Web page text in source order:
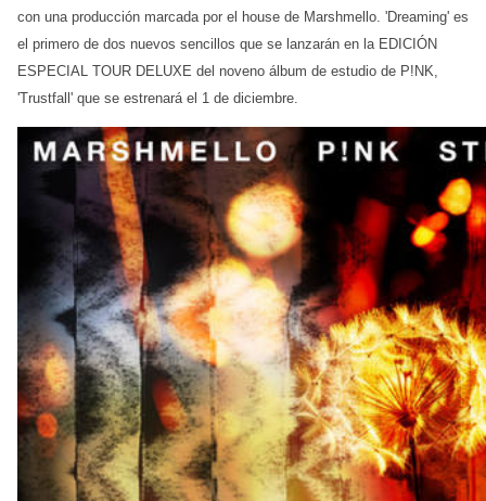
con una producción marcada por el house de Marshmello. 'Dreaming' es
el primero de dos nuevos sencillos que se lanzarán en la EDICIÓN
ESPECIAL TOUR DELUXE del noveno álbum de estudio de P!NK,
'Trustfall' que se estrenará el 1 de diciembre.